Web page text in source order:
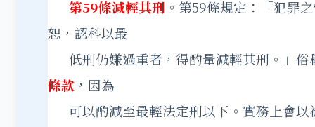
第59條減輕其刑 。第59條規定：「犯罪
恕，認科以最
低刑仍嫌過重者，得酌量減輕其刑。」俗
條款 ，因為
可以酌減至最輕法定刑以下。實務上會以